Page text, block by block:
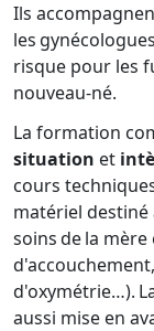
Ils
les
risque pour les
nouveau-né.
La formation
situation et
cours
matériel destiné
soins de la
d'oxymétrie…).
aussi mise en